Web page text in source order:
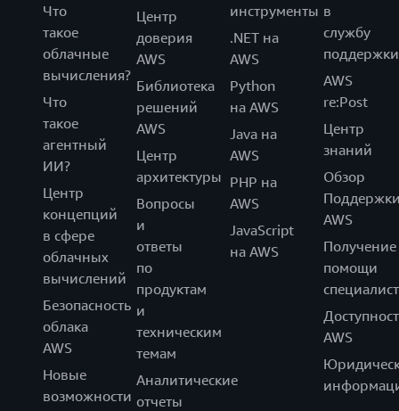
Что
такое
облачные
вычисления?
Что
такое
агентный
ИИ?
Центр
концепций
в сфере
облачных
вычислений
Безопасность
облака
AWS
Новые
возможности
Центр
доверия
AWS
Библиотека
решений
AWS
Центр
архитектуры
Вопросы
и
ответы
по
продуктам
и
техническим
темам
Аналитические
отчеты
инструменты
.NET на
AWS
Python
на AWS
Java на
AWS
PHP на
AWS
JavaScript
на AWS
в
службу
поддержки
AWS
re:Post
Центр
знаний
Обзор
AWS
Получение
помощи
AWS